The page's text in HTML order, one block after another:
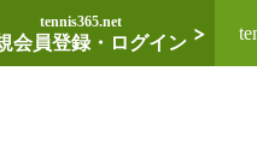
tennis365.net
会員登録・ログイン